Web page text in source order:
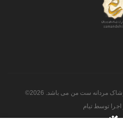
مردانه ست من می باشد. 2026©
توسط تیام